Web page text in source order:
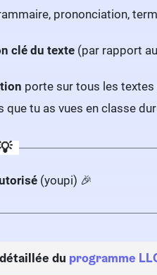
prononciation,
clé du texte (par rapport
porte sur tous les
tu as vues en classe
(youpi) 🎉
du programme